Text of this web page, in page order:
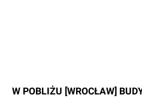
W POBLIŻU [WROCŁAW]